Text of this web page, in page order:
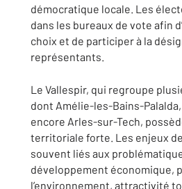
démocratique locale. Les
dans les bureaux de vote afin
choix et de participer à la
représentants.
Le Vallespir, qui regroupe
dont Amélie-les-Bains-
encore Arles-sur-Tech,
territoriale forte. Les enjeux
souvent liés aux
développement économique,
l’environnement, attractivité